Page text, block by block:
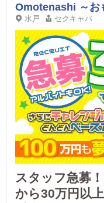
Omotenashi ～お
水戸 セクキャバ
スタッフ急募
から30万円以